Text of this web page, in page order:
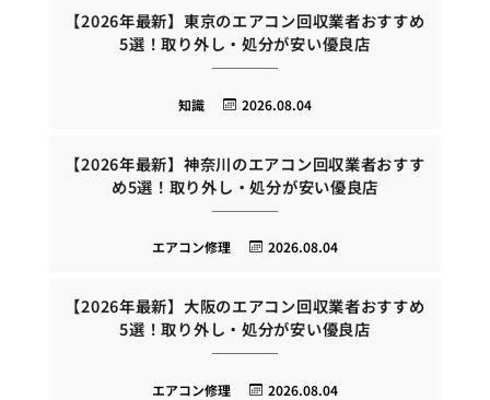
【2026年最新】東京のエアコン回収業者おすすめ
5選！取り外し・処分が安い優良店
2026.08.04
知識
【2026年最新】神奈川のエアコン回収業者おすす
め5選！取り外し・処分が安い優良店
2026.08.04
エアコン修理
【2026年最新】大阪のエアコン回収業者おすすめ
5選！取り外し・処分が安い優良店
2026.08.04
エアコン修理